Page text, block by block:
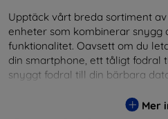
Upptäck vårt breda sortiment
enheter som kombinerar snygg
funktionalitet. Oavsett om du
din smartphone, ett tåligt fodral
snyggt fodral till din bärbara
stötar, samtidigt som de tarMer